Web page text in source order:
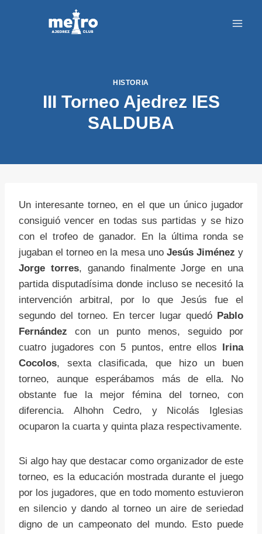
HISTORIA
III Torneo Ajedrez IES
SALDUBA
Un interesante torneo, en el que un único jugador
consiguió vencer en todas sus partidas y se hizo
con el trofeo de ganador. En la última ronda se
jugaban el torneo en la mesa uno Jesús Jiménez y
Jorge torres, ganando finalmente Jorge en una
partida disputadísima donde incluso se necesitó la
intervención arbitral, por lo que Jesús fue el
segundo del torneo. En tercer lugar quedó Pablo
Fernández con un punto menos, seguido por
cuatro jugadores con 5 puntos, entre ellos Irina
Cocolos, sexta clasificada,
que hizo un buen
torneo, aunque esperábamos más de ella. No
obstante fue la mejor fémina del torneo, con
diferencia. Alhohn Cedro, y Nicolás Iglesias
ocuparon la cuarta y quinta plaza respectivamente.
Si algo hay que destacar como organizador de este
torneo, es la educación mostrada durante el juego
por los jugadores, que en todo momento estuvieron
en silencio y dando al torneo un aire de seriedad
digno de un campeonato del mundo. Esto puede